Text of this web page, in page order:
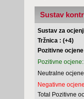
Sustav
Sustav za
Tržnica : (+4)
Pozitivne
Pozitivne ocjene:
Neutralne
Negativne
Total Pozitivne